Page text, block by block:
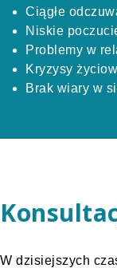
Ciągłe
Niskie
Problemy w
Kryzysy
Brak wiary w
W dzisiejszych